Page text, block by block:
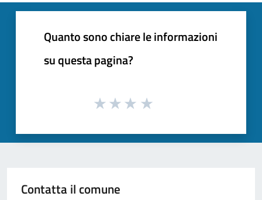
Quanto sono chiare le informazioni
su questa pagina?
Contatta il comune